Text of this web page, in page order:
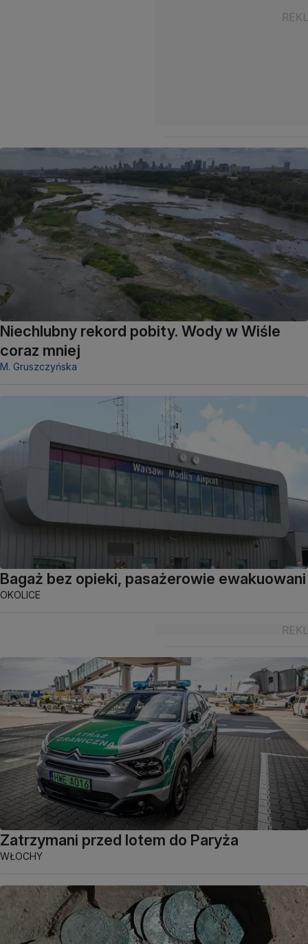
Niechlubny rekord pobity. Wody w Wiśle
coraz mniej
M. Gruszczyńska
Bagaż bez opieki, pasażerowie ewakuowani
OKOLICE
Zatrzymani przed lotem do Paryża
WŁOCHY